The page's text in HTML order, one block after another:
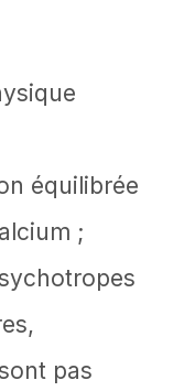
équilibrée
;
pas